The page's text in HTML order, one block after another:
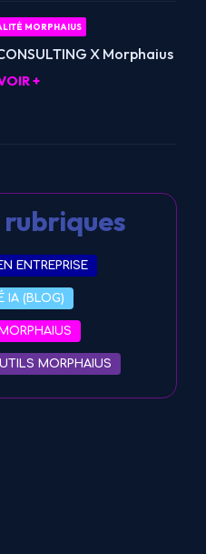
MORPHAIUS
X Morphaius
+
rubriques
ENTREPRISE
IA (BLOG)
MORPHAIUS